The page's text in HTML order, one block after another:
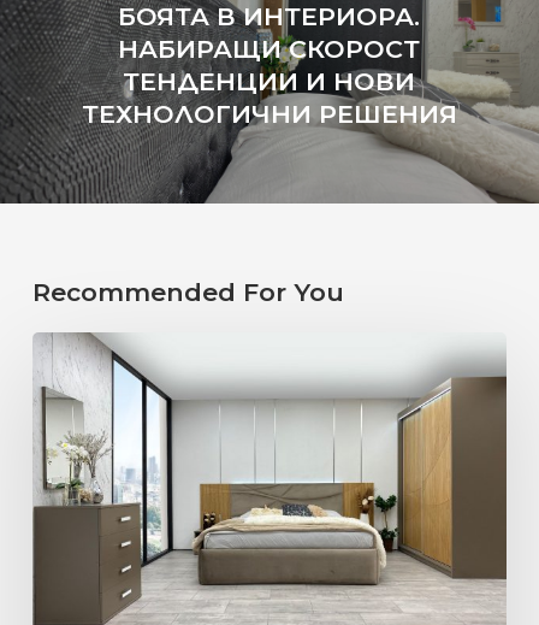
БОЯТА В ИНТЕРИОРА.
НАБИРАЩИ СКОРОСТ
ТЕНДЕНЦИИ И НОВИ
ТЕХНОЛОГИЧНИ РЕШЕНИЯ
Recommended For You
ПРИ
БОГОВЕТЕ…
МАЛКО
ПЛЮШ